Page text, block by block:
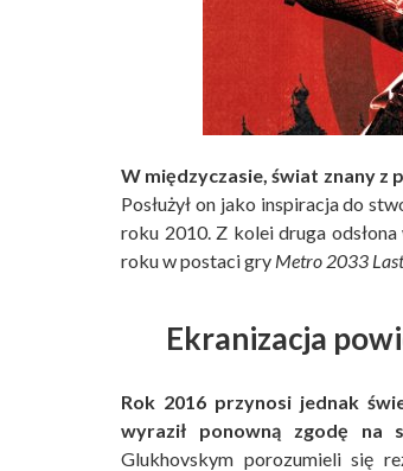
W międzyczasie, świat znany z
Posłużył on jako inspiracja do
roku 2010. Z kolei druga
roku w postaci gry Metro 2033
Ekranizacja
Rok 2016 przynosi jednak
wyraził ponowną zgodę na
Glukhovskym porozumieli się